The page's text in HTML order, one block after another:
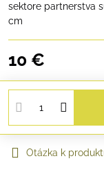
sektore partnerstva
cm
10 €
Otázka k